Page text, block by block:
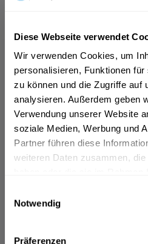
Diese Webseite verwendet
Wir verwenden Cookies, um
personalisieren, Funktionen
zu können und die Zugriffe auf
analysieren. Außerdem geben
Verwendung unserer Website
soziale Medien, Werbung und
Partner führen diese
weiteren Daten zusammen,
Notwendig
Präferenzen
Jahrhunderte zurückverfolgt,
Tradition des Konservierens
Zitronen und Orangen, für die
berühmt wurde, getrocknet
kulinarische Zwecke
Traditionen mit der Ankunft
Chinin und Vanille aus den
16.>>>mehr
Jahrhunderts. Eine völlig neue
und zu destillieren, begann